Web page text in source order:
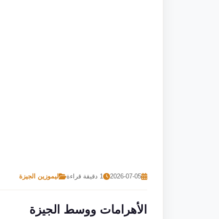
2026-07-05 1 دقيقة قراءة ليموزين الجيزة
الأهرامات ووسط الجيزة